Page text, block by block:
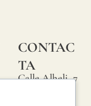
CONTAC
TA
Calle Alheli, 7